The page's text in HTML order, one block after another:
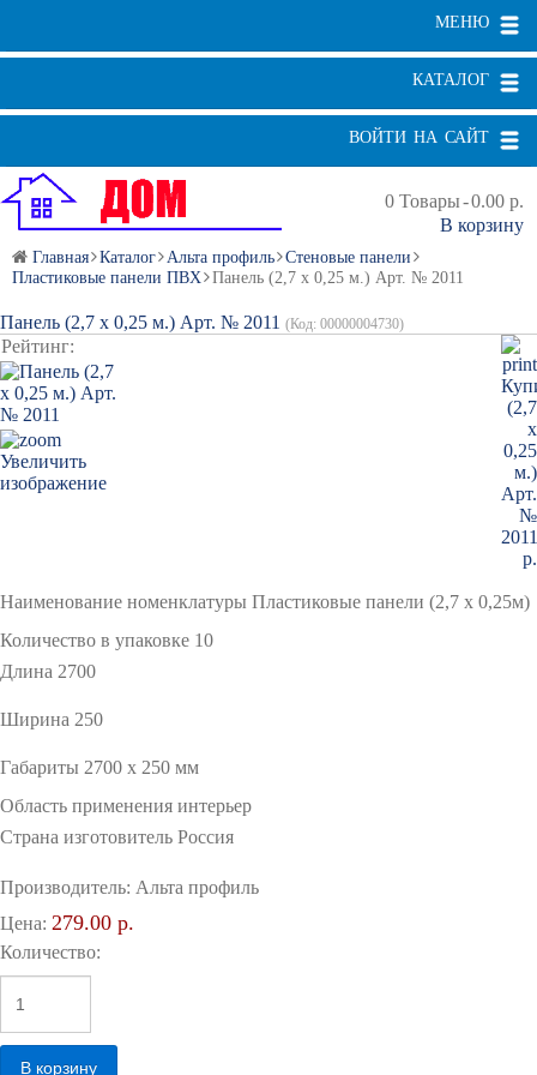
МЕНЮ
КАТАЛОГ
ВОЙТИ НА САЙТ
0 Товары-0.00 р.
В корзину
Главная Каталог Альта профиль Стеновые панели
Пластиковые панели ПВХ
Панель (2,7 х 0,25 м.) Арт. № 2011
Панель (2,7 х 0,25 м.) Арт. № 2011 (Код: 00000004730)
Рейтинг:
Увеличить
изображение
Наименование номенклатуры Пластиковые панели (2,7 х 0,25м)
Количество в упаковке 10
Длина 2700
Ширина 250
Габариты 2700 x 250 мм
Область применения интерьер
Страна изготовитель Россия
Производитель: Альта профиль
Цена: 279.00 р.
Количество: